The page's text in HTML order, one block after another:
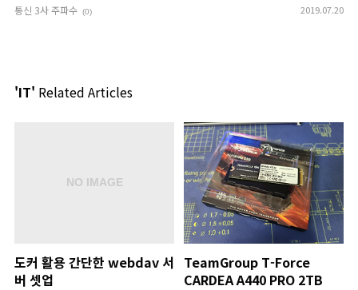
통신 3사 주파수 (0) 2019.07.20
'IT' Related Articles
도커 활용 간단한 webdav 서
버 셋업
TeamGroup T-Force
CARDEA A440 PRO 2TB